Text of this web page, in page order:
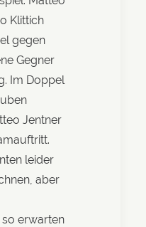
Klittich
gegen
Gegner
Im Doppel
Jentner
leider
aber
erwarten